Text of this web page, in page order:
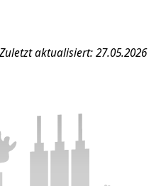
Zuletzt aktualisiert: 27.05.2026